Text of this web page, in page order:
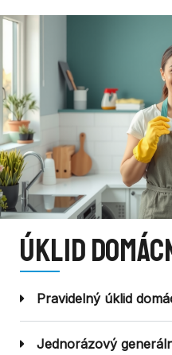
Úklid
Pravidelný úklid
Jednorázový